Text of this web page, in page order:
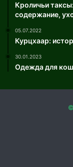
Кроличьи
содержание,
05.07.2022
Курцхаар:
30.01.2023
Одежда для